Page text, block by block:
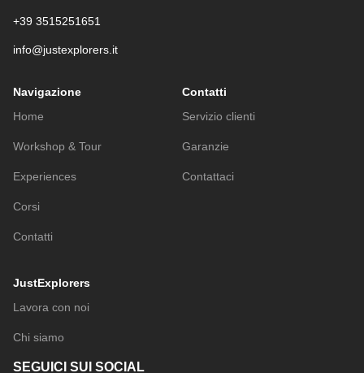
+39 3515251651
info@justexplorers.it
Navigazione
Home
Workshop & Tour
Experiences
Corsi
Contatti
Contatti
Servizio clienti
Garanzie
Contattaci
JustExplorers
Lavora con noi
Chi siamo
SEGUICI SUI SOCIAL